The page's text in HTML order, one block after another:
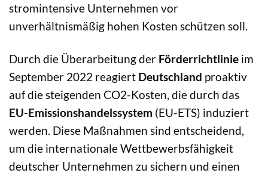
stromintensive Unternehmen vor
unverhältnismäßig hohen Kosten schützen soll.
Durch die Überarbeitung der Förderrichtlinie im
September 2022 reagiert Deutschland proaktiv
auf die steigenden CO2-Kosten, die durch das
EU-Emissionshandelssystem (EU-ETS) induziert
werden. Diese Maßnahmen sind entscheidend,
um die internationale Wettbewerbsfähigkeit
deutscher Unternehmen zu sichern und einen